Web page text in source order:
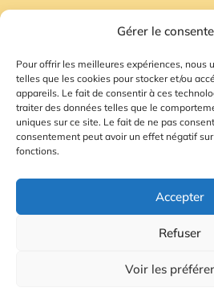
Gérer le
Pour offrir les meilleures expériences, nous
telles que les cookies pour stocker et/ou
appareils. Le fait de consentir à ces
traiter des données telles que le
uniques sur ce site. Le fait de ne pas
consentement peut avoir un effet négatif
fonctions.
Accepter
Refuser
Voir les
Mentions Légales
Gestion des
© 2026 Radio